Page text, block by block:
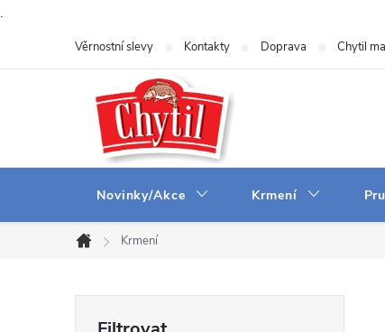
.
Věrnostní slevy Kontakty Doprava Chytil
Novinky/Akce Krmení
Domů
Krmení